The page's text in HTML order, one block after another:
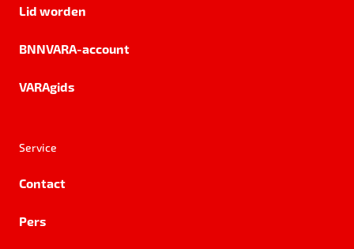
Lid worden
BNNVARA-account
VARAgids
Service
Contact
Pers